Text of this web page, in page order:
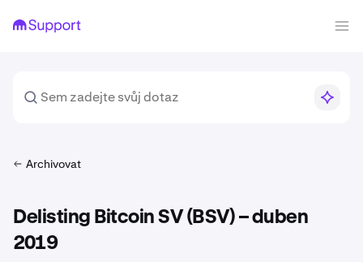
Archivovat
Delisting Bitcoin SV (BSV) – duben
2019